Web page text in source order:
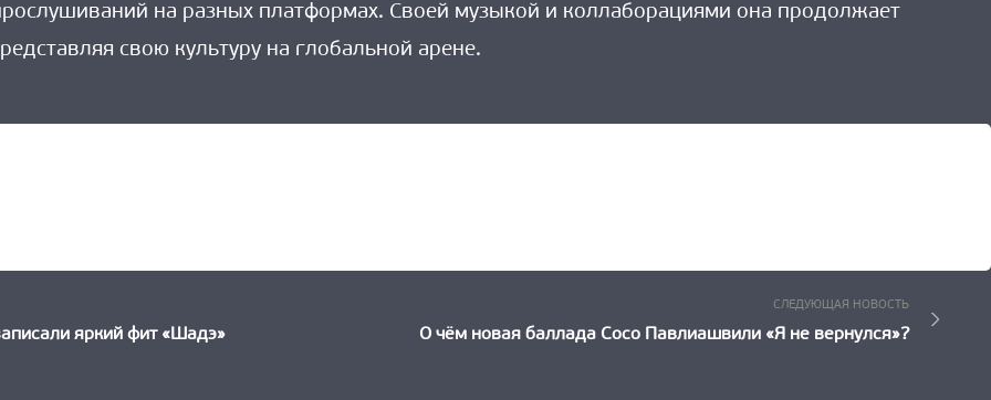
на разных платформах. Своей музыкой и коллаборациями она продолжает
свою культуру на глобальной арене.
яркий фит «Шадэ»
СЛЕДУЮЩАЯ НОВОСТЬ
Новость:
О чём новая баллада Сосо Павлиашвили «Я не вернулся»?